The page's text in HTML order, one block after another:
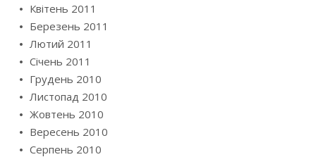
Квітень 2011
Березень 2011
Лютий 2011
Січень 2011
Грудень 2010
Листопад 2010
Жовтень 2010
Вересень 2010
Серпень 2010